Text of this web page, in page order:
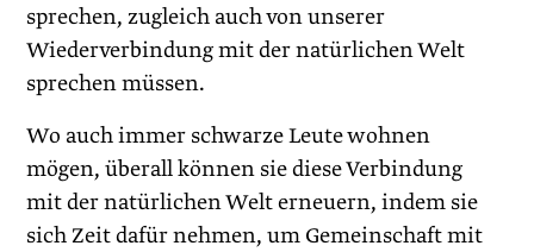
sprechen, zugleich auch von unserer
Wiederverbindung mit der natürlichen Welt
sprechen müssen.
Wo auch immer schwarze Leute wohnen
mögen, überall können sie diese Verbindung
mit der natürlichen Welt erneuern, indem sie
sich Zeit dafür nehmen, um Gemeinschaft mit